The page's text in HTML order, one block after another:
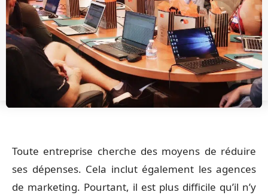
Toute entreprise cherche des moyens de réduire
ses dépenses. Cela inclut également les agences
de marketing. Pourtant, il est plus difficile qu’il n’y